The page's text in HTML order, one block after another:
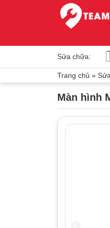
Sửa chữa:
Trang chủ »
Màn hình